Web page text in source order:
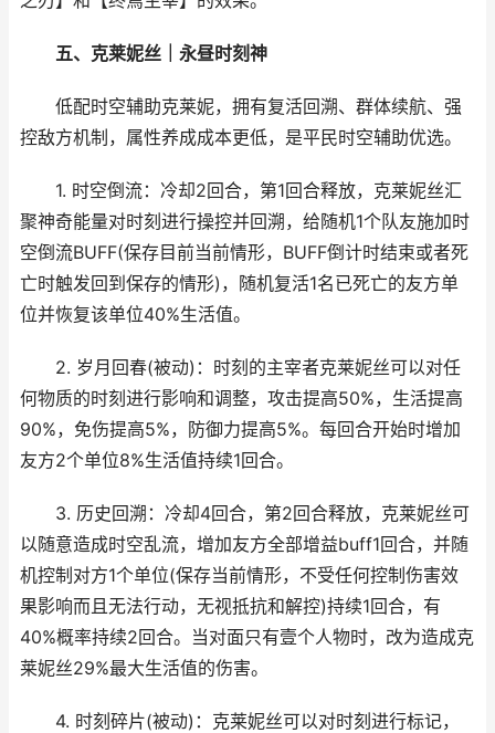
五、克莱妮丝｜永昼时刻神
低配时空辅助克莱妮，拥有复活回溯、群体续航、强
控敌方机制，属性养成成本更低，是平民时空辅助优选。
1. 时空倒流：冷却2回合，第1回合释放，克莱妮丝汇
聚神奇能量对时刻进行操控并回溯，给随机1个队友施加时
空倒流BUFF(保存目前当前情形，BUFF倒计时结束或者死
亡时触发回到保存的情形)，随机复活1名已死亡的友方单
位并恢复该单位40%生活值。
2. 岁月回春(被动)：时刻的主宰者克莱妮丝可以对任
何物质的时刻进行影响和调整，攻击提高50%，生活提高
90%，免伤提高5%，防御力提高5%。每回合开始时增加
友方2个单位8%生活值持续1回合。
3. 历史回溯：冷却4回合，第2回合释放，克莱妮丝可
以随意造成时空乱流，增加友方全部增益buff1回合，并随
机控制对方1个单位(保存当前情形，不受任何控制伤害效
果影响而且无法行动，无视抵抗和解控)持续1回合，有
40%概率持续2回合。当对面只有壹个人物时，改为造成克
莱妮丝29%最大生活值的伤害。
4. 时刻碎片(被动)：克莱妮丝可以对时刻进行标记，